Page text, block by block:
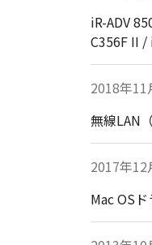
iR-ADV
C356F II /
2018年11
無線LAN
2017年12
Mac OS